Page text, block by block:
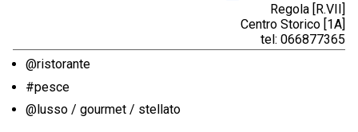
Regola [R.VII]
Centro Storico [1A]
tel: 066877365
@ristorante
#pesce
@lusso / gourmet / stellato